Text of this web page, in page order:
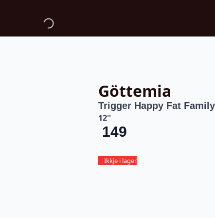
Göttemia
Trigger Happy Fat Family
12''
149
Ikkje i lager